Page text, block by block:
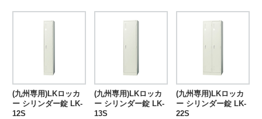
(九州専用)LKロッカ
ー シリンダー錠 LK-
12S
(九州専用)LKロッカ
ー シリンダー錠 LK-
13S
(九州専用)LKロッカ
ー シリンダー錠 LK-
22S